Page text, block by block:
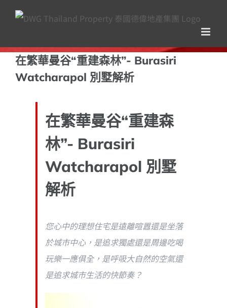
Skip
在繁華曼谷“重建森林”- Burasiri
Watcharapol 別墅解析
在繁華曼谷“重建森
林”- Burasiri
Watcharapol 別墅
解析
您心中的理想住宅是遠離喧囂還是坐落
於城市中心，是追求獨處還是周邊吃喝
玩樂一應俱全，是呼吸大自然的空氣還
是追求城市生活的快節奏？